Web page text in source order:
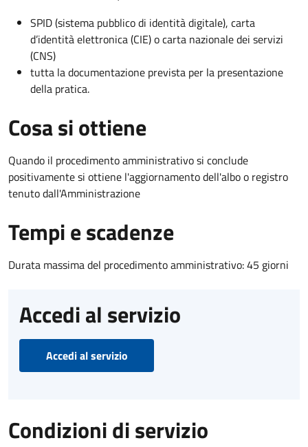
SPID (sistema pubblico di identità digitale), carta
d’identità elettronica (CIE) o carta nazionale dei servizi
(CNS)
tutta la documentazione prevista per la presentazione
della pratica.
Cosa si ottiene
Quando il procedimento amministrativo si conclude
positivamente si ottiene l'aggiornamento dell'albo o registro
tenuto dall'Amministrazione
Tempi e scadenze
Durata massima del procedimento amministrativo: 45 giorni
Accedi al servizio
Accedi al servizio
Condizioni di servizio